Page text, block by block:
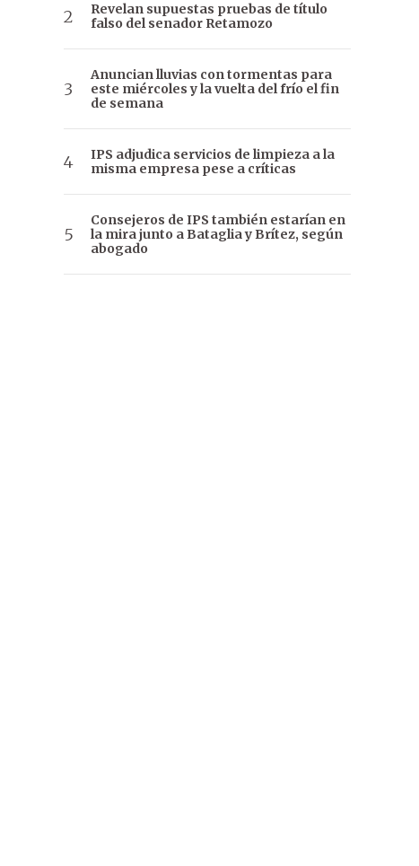
Revelan supuestas pruebas de título
falso del senador Retamozo
Anuncian lluvias con tormentas para
este miércoles y la vuelta del frío el fin
de semana
IPS adjudica servicios de limpieza a la
misma empresa pese a críticas
Consejeros de IPS también estarían en
la mira junto a Bataglia y Brítez, según
abogado